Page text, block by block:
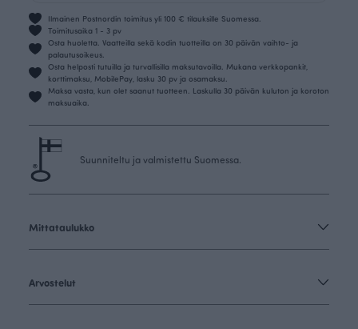
Ilmainen Postnordin toimitus yli 100 € tilauksille Suomessa.
Toimitusaika 1 - 3 pv
Osta huoletta. Vaatteilla sekä kodin tuotteilla on 30 päivän vaihto- ja
palautusoikeus.
Osta helposti tutuilla ja turvallisilla maksutavoilla. Mukana verkkopankit,
korttimaksu, MobilePay, lasku 30 pv ja osamaksu.
Maksa vasta, kun olet saanut tuotteen. Laskulla 30 päivän kuluton ja koroton
maksuaika.
Suunniteltu ja valmistettu Suomessa.
Mittataulukko
Arvostelut